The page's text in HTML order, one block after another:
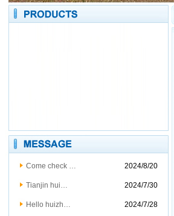
Come check … 2024/8/20
Tianjin hui… 2024/7/30
Hello huizh… 2024/7/28